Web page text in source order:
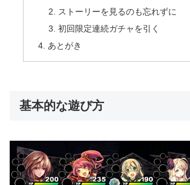
ストーリーを見るのも忘れずに
初回限定連続ガチャを引く
あとがき
基本的な遊び方